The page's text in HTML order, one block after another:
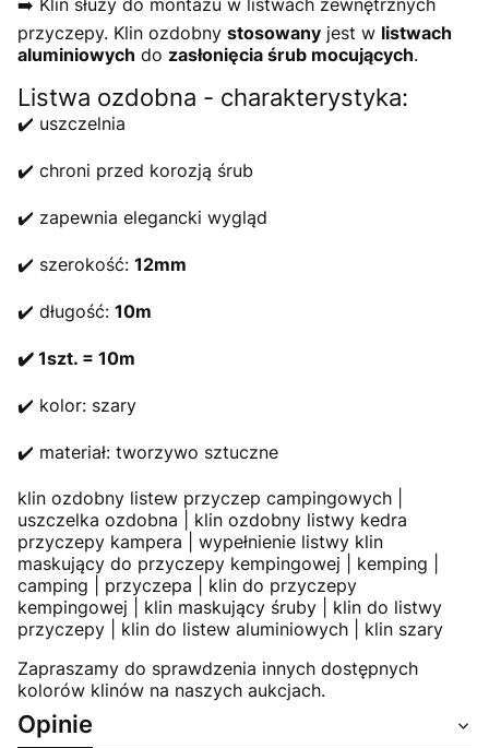
➡️ Klin służy do montażu w listwach zewnętrznych
przyczepy. Klin ozdobny stosowany jest w listwach
aluminiowych do zasłonięcia śrub mocujących.
Listwa ozdobna - charakterystyka:
✔️ uszczelnia
✔️ chroni przed korozją śrub
✔️ zapewnia elegancki wygląd
✔️ szerokość: 12mm
✔️ długość: 10m
✔️ 1szt. = 10m
✔️ kolor: szary
✔️ materiał: tworzywo sztuczne
klin ozdobny listew przyczep campingowych |
uszczelka ozdobna | klin ozdobny listwy kedra
przyczepy kampera | wypełnienie listwy klin
maskujący do przyczepy kempingowej | kemping |
camping | przyczepa | klin do przyczepy
kempingowej | klin maskujący śruby | klin do listwy
przyczepy | klin do listew aluminiowych | klin szary
Zapraszamy do sprawdzenia innych dostępnych
kolorów klinów na naszych aukcjach.
Opinie